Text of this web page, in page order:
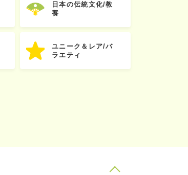
日本の伝統文化/教
養
ユニーク＆レア/バ
ラエティ